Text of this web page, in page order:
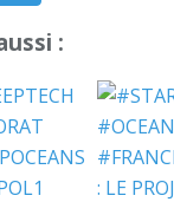
: